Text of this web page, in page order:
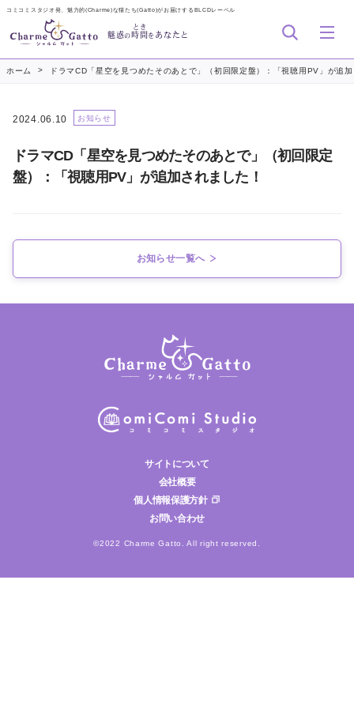
コミコミスタジオ発、魅力的(Charme)な猫たち(Gatto)がお届けするBLCDレーベル
魅惑の 時間
とき
を あなたと
ホーム > ドラマCD「星空を見つめたそのあとで」（初回限定盤）：「視聴用PV」が追
2024.06.10 お知らせ
ドラマCD「星空を見つめたそのあとで」（初回限定
盤）：「視聴用PV」が追加されました！
お知らせ一覧へ
サイトについて
会社概要
個人情報保護方針
お問い合わせ
©2022 Charme Gatto. All right reserved.